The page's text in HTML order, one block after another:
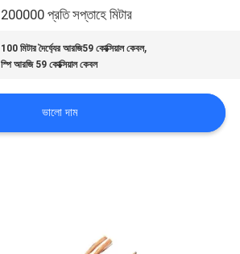
200000 প্রতি সপ্তাহে মিটার
100 মিটার দৈর্ঘ্যের আরজি59 কোক্সিয়াল কেবল,
স্পি আরজি 59 কোক্সিয়াল কেবল
ভালো দাম